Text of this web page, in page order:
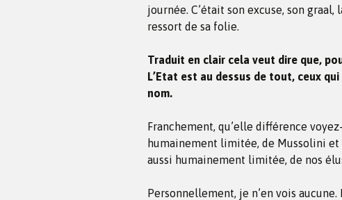
journée. C’était son excuse, son
ressort de sa folie.
Traduit en clair cela veut dire que,
L’Etat est au dessus de tout, ceux
nom.
Franchement, qu’elle différence
humainement limitée, de Mussolini
aussi humainement limitée, de nos
Personnellement, je n’en vois aucune.